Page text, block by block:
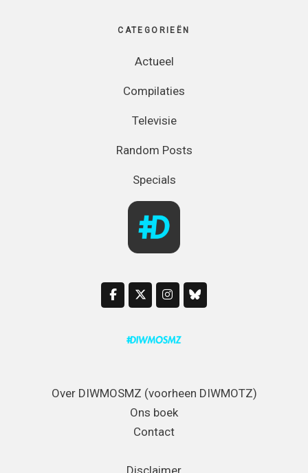
CATEGORIEËN
Actueel
Compilaties
Televisie
Random Posts
Specials
Over DIWMOSMZ (voorheen DIWMOTZ)
Ons boek
Contact
Disclaimer